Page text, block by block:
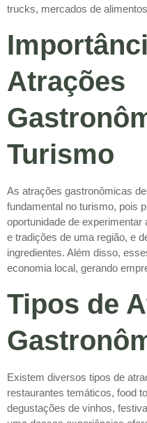
trucks, mercados de
Atrações
Turismo
As atrações gastronômicas
fundamental no turismo, pois
oportunidade de
e tradições de uma região, e
ingredientes. Além disso,
economia local, gerando
Tipos de
Existem diversos tipos de
restaurantes temáticos, food
degustações de vinhos,